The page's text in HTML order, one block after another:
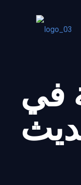
في